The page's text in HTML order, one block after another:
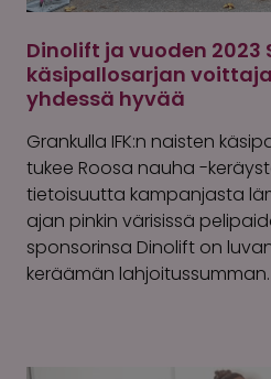
Dinolift ja vuoden 2023
käsipallosarjan
yhdessä hyvää
Grankulla IFK:n naisten
tukee Roosa nauha -
tietoisuutta kampanjasta
ajan pinkin värisissä
sponsorinsa Dinolift on
keräämän lahjoitussumman.